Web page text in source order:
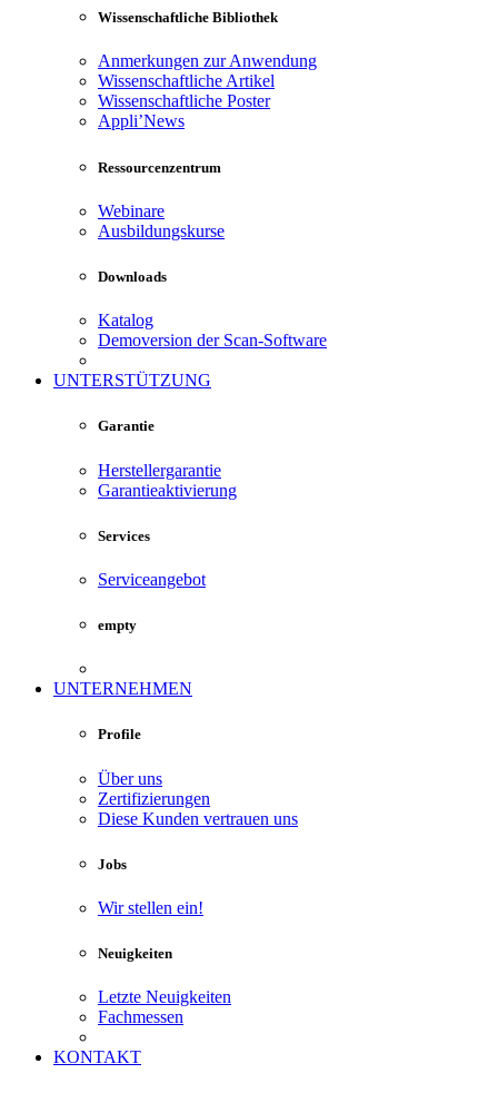
Wissenschaftliche Bibliothek
Anmerkungen zur Anwendung
Wissenschaftliche Artikel
Wissenschaftliche Poster
Appli’News
Ressourcenzentrum
Webinare
Ausbildungskurse
Downloads
Katalog
Demoversion der Scan-Software
UNTERSTÜTZUNG
Garantie
Herstellergarantie
Garantieaktivierung
Services
Serviceangebot
empty
UNTERNEHMEN
Profile
Über uns
Zertifizierungen
Diese Kunden vertrauen uns
Jobs
Wir stellen ein!
Neuigkeiten
Letzte Neuigkeiten
Fachmessen
KONTAKT